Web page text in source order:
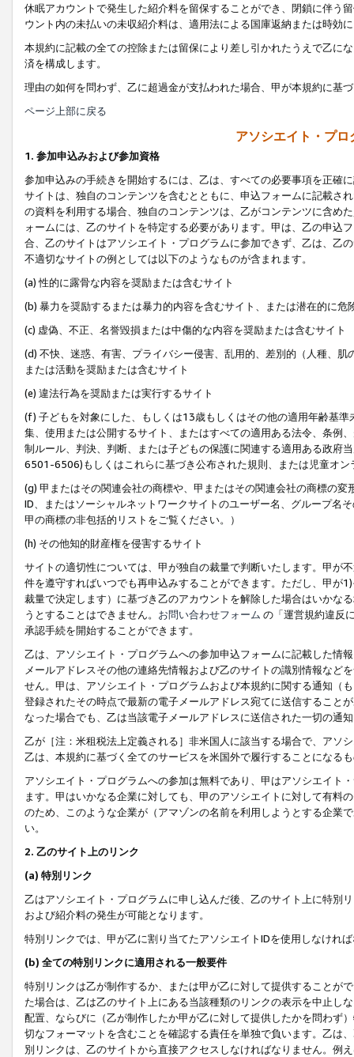
休眠アカウントで発生した紹介料を留保することができ、閉鎖に伴う
ウント内の未払いの未収紹介料は、適用法による国庫返納または時効
本規約に記載の全ての控除または留保により差し引かれたうえで乙に
済を構成します。
理由の如何を問わず、乙に超過金が支払われた場合、甲が本規約に基
ページ上部に戻る
アソシエイト・プ
1. 参加申込みおよび参加資格
参加申込みの手続きを開始するには、乙は、すべての必要事項を正確
サイトは、独自のコンテンツを含むとともに、申込フォームに記載さ
の資料を利用する場合、独自のコンテンツは、乙がコンテンツに含め
ォームには、乙のサイトを特定する必要があります。甲は、乙の申込
合、乙のサイトはアソシエイト・プログラムに参加できず、乙は、乙
不適切なサイトの例としては以下のようなものが含まれます。
(a) 性的に露骨な内容を奨励または含むサイト
(b) 暴力を奨励するまたは暴力的内容を含むサイト、または潜在的に
(c) 虚偽、不正、名誉毀損または中傷的な内容を奨励または含むサイト
(d) 不快、迷惑、有害、プライバシー侵害、乱用的、差別的（人種、
または活動を奨励または含むサイト
(e) 違法行為を奨励または実行するサイト
(f) 子どもを対象にした、もしくは13歳もしくはその他の適用年齢基
集、使用または公開するサイト、またはすべての適用ある法令、条例
制ルール、判決、判断、または子どもの保護に関連する適用ある政府
6501-6506)もしくはこれらに基づき公布された規則、または児童オン
(g) 甲またはその関連会社の商標や、甲またはその関連会社の商標の
ID、またはソーシャルネットワークサイトのユーザー名、グループ名
甲の商標の非包括的リストをご覧ください。）
(h) その他知的財産権を侵害するサイト
サイトの適切性については、甲が独自の裁量で判断いたします。甲が
件を遵守すればいつでも再申込みすることができます。ただし、甲が
裁量で決定します）に基づき乙のアカウントを解除した場合はいかな
うとすることはできません。 お問い合わせフォーム の「運営規約違反
承認手続を開始することができます。
乙は、アソシエイト・プログラムへの参加申込フォームに記載した情
メールアドレスその他の連絡先情報および乙のサイトの識別情報など
せん。甲は、アソシエイト・プログラムおよび本規約に関する通知（
登録されたその時点で最新の電子メールアドレス宛てに送信すること
なった場合でも、乙は当該電子メールアドレスに送信された一切の通
乙が［注：米租税法上定義される］非米国人に該当する場合で、アソ
乙は、本規約に基づく全てのサービスを米国外で履行することになる
アソシエイト・プログラムへの参加は無料であり、甲はアソシエイト
ます。甲はいかなる企業に対しても、甲のアソシエイトに対して有料
のため、このような企業が（アマゾンの名前を利用しようとする企業
い。
2. 乙のサイト上のリンク
(a) 特別リンク
乙はアソシエイト・プログラムに申し込んだ後、乙のサイト上に特別
および紹介料の発生が可能となります。
特別リンクでは、甲が乙に割り当てたアソシエイトIDを使用しなけれ
(b) 全ての特別リンクに適用される一般要件
特別リンクは乙が制作するか、または甲が乙に対して提供することが
た場合は、乙は乙のサイト上にある当該種類のリンクの表示を中止し
配置、ならびに（乙が制作したか甲が乙に対して提供したかを問わず
切なフォーマットを含むことを確認する責任を単独で負います。乙は
別リンクは、乙のサイトから直接アクセスしなければなりません。例